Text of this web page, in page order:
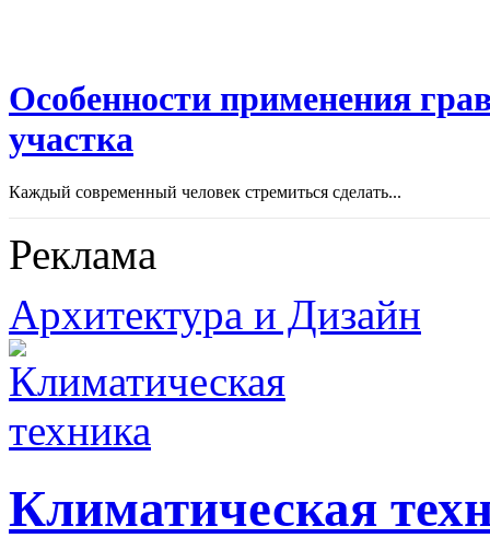
Особенности применения
участка
Каждый современный человек стремиться сделать...
Реклама
Архитектура и Дизайн
Климатическая